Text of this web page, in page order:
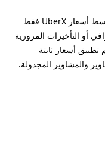
*أسعار المشاوير النموذجية للركاب هي متوسط أسعار UberX فقط
أو التأخيرات المرورية
أسعار ثابتة
والمشاوير المجدولة.